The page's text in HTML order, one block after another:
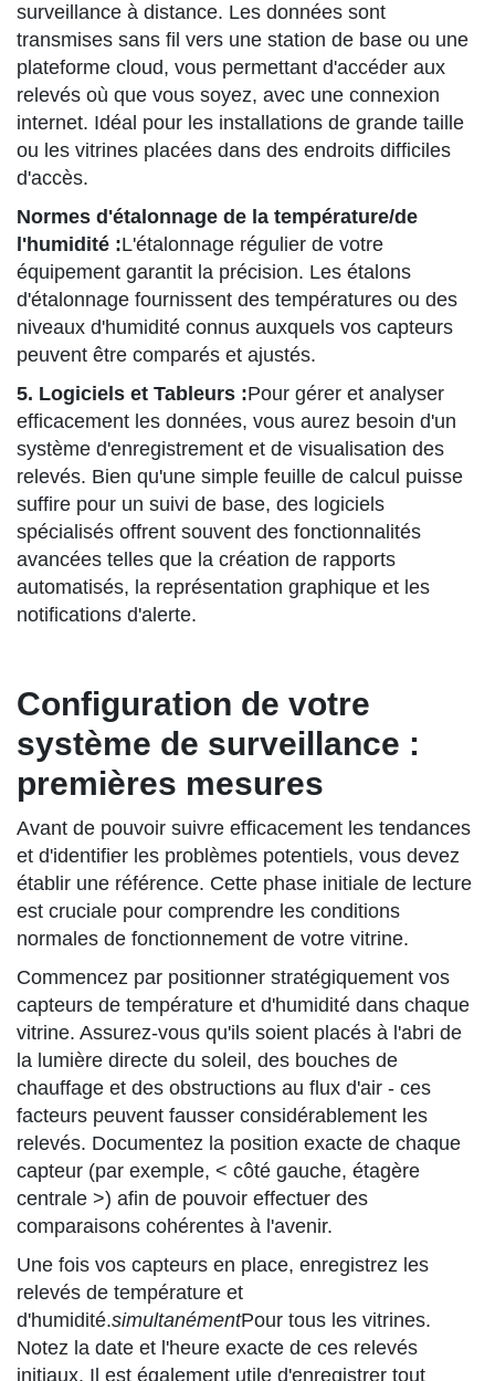
surveillance à distance. Les données sont
transmises sans fil vers une station de base ou une
plateforme cloud, vous permettant d'accéder aux
relevés où que vous soyez, avec une connexion
internet. Idéal pour les installations de grande taille
ou les vitrines placées dans des endroits difficiles
d'accès.
Normes d'étalonnage de la température/de
l'humidité :L'étalonnage régulier de votre
équipement garantit la précision. Les étalons
d'étalonnage fournissent des températures ou des
niveaux d'humidité connus auxquels vos capteurs
peuvent être comparés et ajustés.
5. Logiciels et Tableurs :Pour gérer et analyser
efficacement les données, vous aurez besoin d'un
système d'enregistrement et de visualisation des
relevés. Bien qu'une simple feuille de calcul puisse
suffire pour un suivi de base, des logiciels
spécialisés offrent souvent des fonctionnalités
avancées telles que la création de rapports
automatisés, la représentation graphique et les
notifications d'alerte.
Configuration de votre
système de surveillance :
premières mesures
Avant de pouvoir suivre efficacement les tendances
et d'identifier les problèmes potentiels, vous devez
établir une référence. Cette phase initiale de lecture
est cruciale pour comprendre les conditions
normales de fonctionnement de votre vitrine.
Commencez par positionner stratégiquement vos
capteurs de température et d'humidité dans chaque
vitrine. Assurez-vous qu'ils soient placés à l'abri de
la lumière directe du soleil, des bouches de
chauffage et des obstructions au flux d'air - ces
facteurs peuvent fausser considérablement les
relevés. Documentez la position exacte de chaque
capteur (par exemple, < côté gauche, étagère
centrale >) afin de pouvoir effectuer des
comparaisons cohérentes à l'avenir.
Une fois vos capteurs en place, enregistrez les
relevés de température et
d'humidité.simultanémentPour tous les vitrines.
Notez la date et l'heure exacte de ces relevés
initiaux. Il est également utile d'enregistrer tout